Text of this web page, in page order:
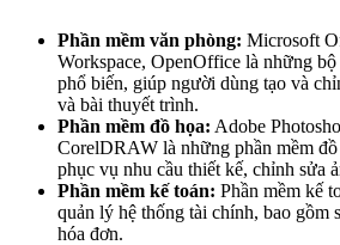
Phần mềm văn phòng: Microsoft
Workspace, OpenOffice là những
phổ biến, giúp người dùng tạo và
và bài thuyết trình.
Phần mềm đồ họa: Adobe
CorelDRAW là những phần mềm
phục vụ nhu cầu thiết kế, chỉnh sửa
Phần mềm kế toán: Phần mềm kế
quản lý hệ thống tài chính, bao gồm
hóa đơn.